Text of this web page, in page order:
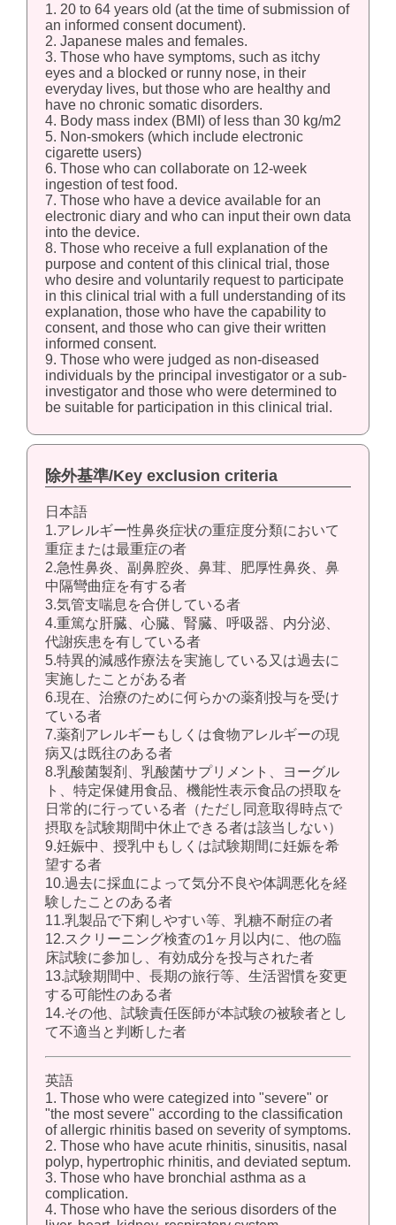
1. 20 to 64 years old (at the time of submission of
an informed consent document).
2. Japanese males and females.
3. Those who have symptoms, such as itchy
eyes and a blocked or runny nose, in their
everyday lives, but those who are healthy and
have no chronic somatic disorders.
4. Body mass index (BMI) of less than 30 kg/m2
5. Non-smokers (which include electronic
cigarette users)
6. Those who can collaborate on 12-week
ingestion of test food.
7. Those who have a device available for an
electronic diary and who can input their own data
into the device.
8. Those who receive a full explanation of the
purpose and content of this clinical trial, those
who desire and voluntarily request to participate
in this clinical trial with a full understanding of its
explanation, those who have the capability to
consent, and those who can give their written
informed consent.
9. Those who were judged as non-diseased
individuals by the principal investigator or a sub-
investigator and those who were determined to
be suitable for participation in this clinical trial.
除外基準/Key exclusion criteria
日本語
1.アレルギー性鼻炎症状の重症度分類において
重症または最重症の者
2.急性鼻炎、副鼻腔炎、鼻茸、肥厚性鼻炎、鼻
中隔彎曲症を有する者
3.気管支喘息を合併している者
4.重篤な肝臓、心臓、腎臓、呼吸器、内分泌、
代謝疾患を有している者
5.特異的減感作療法を実施している又は過去に
実施したことがある者
6.現在、治療のために何らかの薬剤投与を受け
ている者
7.薬剤アレルギーもしくは食物アレルギーの現
病又は既往のある者
8.乳酸菌製剤、乳酸菌サプリメント、ヨーグル
ト、特定保健用食品、機能性表示食品の摂取を
日常的に行っている者（ただし同意取得時点で
摂取を試験期間中休止できる者は該当しない）
9.妊娠中、授乳中もしくは試験期間に妊娠を希
望する者
10.過去に採血によって気分不良や体調悪化を経
験したことのある者
11.乳製品で下痢しやすい等、乳糖不耐症の者
12.スクリーニング検査の1ヶ月以内に、他の臨
床試験に参加し、有効成分を投与された者
13.試験期間中、長期の旅行等、生活習慣を変更
する可能性のある者
14.その他、試験責任医師が本試験の被験者とし
て不適当と判断した者
英語
1. Those who were categized into "severe" or
"the most severe" according to the classification
of allergic rhinitis based on severity of symptoms.
2. Those who have acute rhinitis, sinusitis, nasal
polyp, hypertrophic rhinitis, and deviated septum.
3. Those who have bronchial asthma as a
complication.
4. Those who have the serious disorders of the